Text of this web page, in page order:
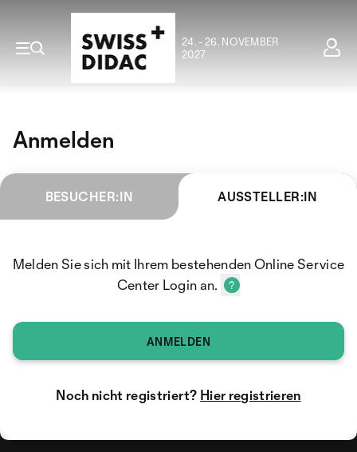
24. - 26. NOVEMBER
2027
Anmelden
BESUCHER:IN AUSSTELLER:IN
Melden Sie sich mit Ihrem bestehenden Online Service
Center Login an.
ANMELDEN
Noch nicht registriert? Hier registrieren